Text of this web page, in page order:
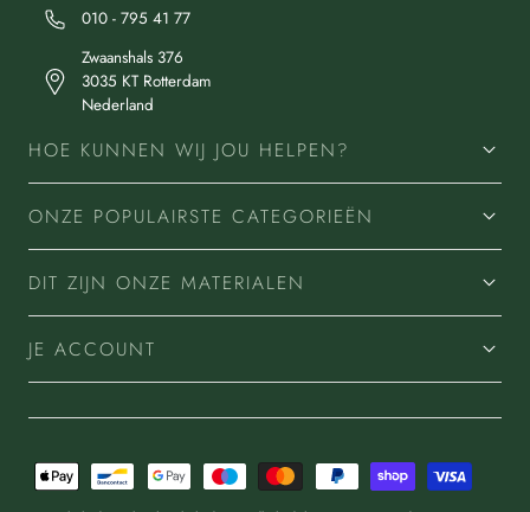
010 - 795 41 77
Zwaanshals 376
3035 KT Rotterdam
Nederland
HOE KUNNEN WIJ JOU HELPEN?
ONZE POPULAIRSTE CATEGORIEËN
DIT ZIJN ONZE MATERIALEN
JE ACCOUNT
Betaalmethoden